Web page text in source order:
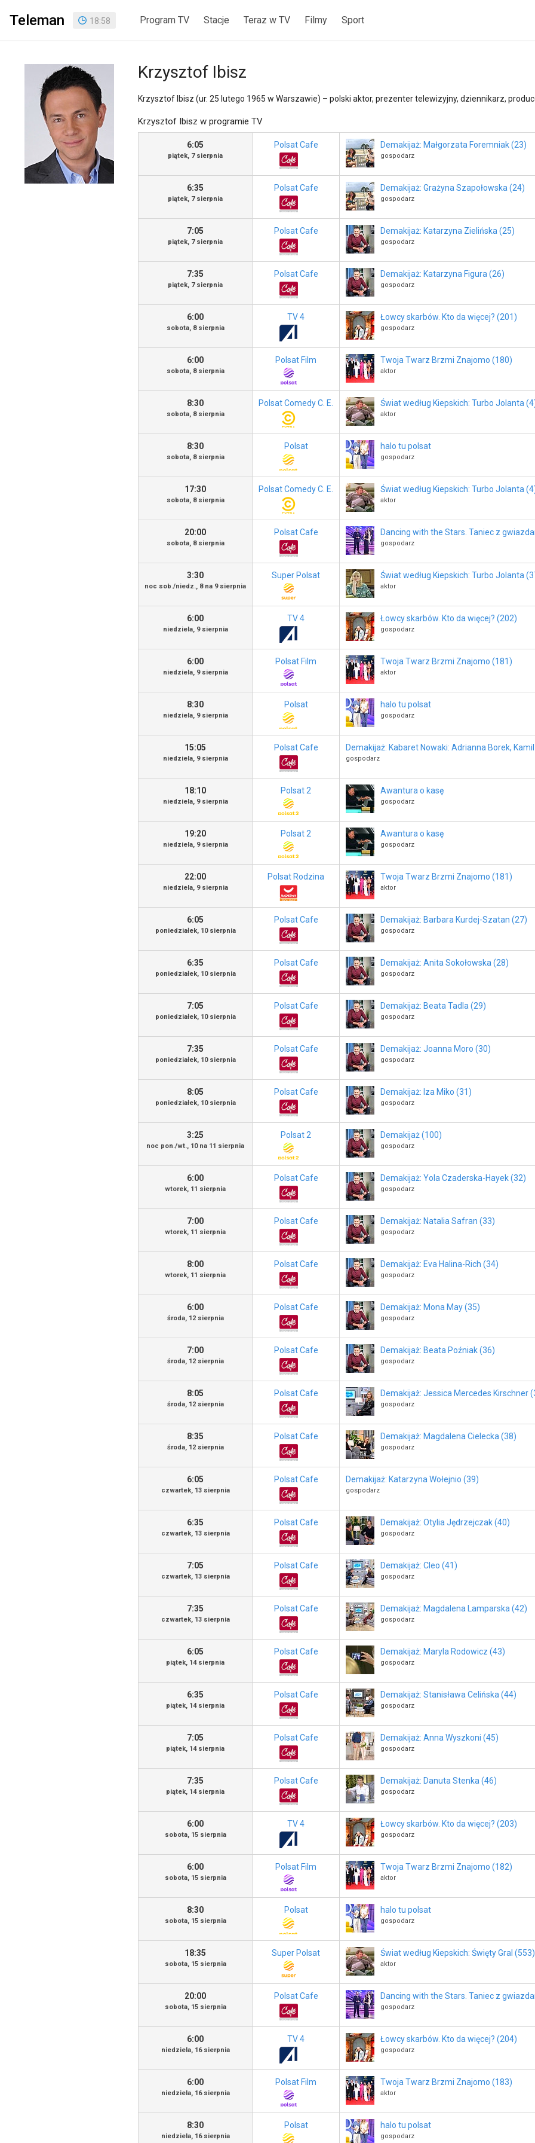
Teleman 18:58 Program TV Stacje Teraz w TV Filmy Sport
Krzysztof Ibisz
Krzysztof Ibisz (ur. 25 lutego 1965 w Warszawie) – polski aktor, prezenter telewizyjny, dziennikarz,
Krzysztof Ibisz w programie TV
6:05
piątek, 7 sierpnia
Polsat Cafe Demakijaż: Małgorzata Foremniak (23)
gospodarz
6:35
piątek, 7 sierpnia
Polsat Cafe Demakijaż: Grażyna Szapołowska (24)
gospodarz
7:05
piątek, 7 sierpnia
Polsat Cafe Demakijaż: Katarzyna Zielińska (25)
gospodarz
7:35
piątek, 7 sierpnia
Polsat Cafe Demakijaż: Katarzyna Figura (26)
gospodarz
6:00
sobota, 8 sierpnia
TV 4 Łowcy skarbów. Kto da więcej? (201)
gospodarz
6:00
sobota, 8 sierpnia
Polsat Film Twoja Twarz Brzmi Znajomo (180)
aktor
8:30
sobota, 8 sierpnia
Polsat Comedy C. E. Świat według Kiepskich: Turbo Jolanta
aktor
8:30
sobota, 8 sierpnia
Polsat halo tu polsat
gospodarz
17:30
sobota, 8 sierpnia
Polsat Comedy C. E. Świat według Kiepskich: Turbo Jolanta
aktor
20:00
sobota, 8 sierpnia
Polsat Cafe Dancing with the Stars. Taniec z
gospodarz
3:30
noc sob./niedz., 8 na 9 sierpnia
Super Polsat Świat według Kiepskich: Turbo Jolanta
aktor
6:00
niedziela, 9 sierpnia
TV 4 Łowcy skarbów. Kto da więcej? (202)
gospodarz
6:00
niedziela, 9 sierpnia
Polsat Film Twoja Twarz Brzmi Znajomo (181)
aktor
8:30
niedziela, 9 sierpnia
Polsat halo tu polsat
gospodarz
15:05
niedziela, 9 sierpnia
Polsat Cafe Demakijaż: Kabaret Nowaki: Adrianna Borek,
gospodarz
18:10
niedziela, 9 sierpnia
Polsat 2 Awantura o kasę
gospodarz
19:20
niedziela, 9 sierpnia
Polsat 2 Awantura o kasę
gospodarz
22:00
niedziela, 9 sierpnia
Polsat Rodzina Twoja Twarz Brzmi Znajomo (181)
aktor
6:05
poniedziałek, 10 sierpnia
Polsat Cafe Demakijaż: Barbara Kurdej-Szatan (27)
gospodarz
6:35
poniedziałek, 10 sierpnia
Polsat Cafe Demakijaż: Anita Sokołowska (28)
gospodarz
7:05
poniedziałek, 10 sierpnia
Polsat Cafe Demakijaż: Beata Tadla (29)
gospodarz
7:35
poniedziałek, 10 sierpnia
Polsat Cafe Demakijaż: Joanna Moro (30)
gospodarz
8:05
poniedziałek, 10 sierpnia
Polsat Cafe Demakijaż: Iza Miko (31)
gospodarz
3:25
noc pon./wt., 10 na 11 sierpnia
Polsat 2 Demakijaż (100)
gospodarz
6:00
wtorek, 11 sierpnia
Polsat Cafe Demakijaż: Yola Czaderska-Hayek (32)
gospodarz
7:00
wtorek, 11 sierpnia
Polsat Cafe Demakijaż: Natalia Safran (33)
gospodarz
8:00
wtorek, 11 sierpnia
Polsat Cafe Demakijaż: Eva Halina-Rich (34)
gospodarz
6:00
środa, 12 sierpnia
Polsat Cafe Demakijaż: Mona May (35)
gospodarz
7:00
środa, 12 sierpnia
Polsat Cafe Demakijaż: Beata Poźniak (36)
gospodarz
8:05
środa, 12 sierpnia
Polsat Cafe Demakijaż: Jessica Mercedes Kirschner
gospodarz
8:35
środa, 12 sierpnia
Polsat Cafe Demakijaż: Magdalena Cielecka (38)
gospodarz
6:05
czwartek, 13 sierpnia
Polsat Cafe Demakijaż: Katarzyna Wołejnio (39)
gospodarz
6:35
czwartek, 13 sierpnia
Polsat Cafe Demakijaż: Otylia Jędrzejczak (40)
gospodarz
7:05
czwartek, 13 sierpnia
Polsat Cafe Demakijaż: Cleo (41)
gospodarz
7:35
czwartek, 13 sierpnia
Polsat Cafe Demakijaż: Magdalena Lamparska (42)
gospodarz
6:05
piątek, 14 sierpnia
Polsat Cafe Demakijaż: Maryla Rodowicz (43)
gospodarz
6:35
piątek, 14 sierpnia
Polsat Cafe Demakijaż: Stanisława Celińska (44)
gospodarz
7:05
piątek, 14 sierpnia
Polsat Cafe Demakijaż: Anna Wyszkoni (45)
gospodarz
7:35
piątek, 14 sierpnia
Polsat Cafe Demakijaż: Danuta Stenka (46)
gospodarz
6:00
sobota, 15 sierpnia
TV 4 Łowcy skarbów. Kto da więcej? (203)
gospodarz
6:00
sobota, 15 sierpnia
Polsat Film Twoja Twarz Brzmi Znajomo (182)
aktor
8:30
sobota, 15 sierpnia
Polsat halo tu polsat
gospodarz
18:35
sobota, 15 sierpnia
Super Polsat Świat według Kiepskich: Święty Gral (553)
aktor
20:00
sobota, 15 sierpnia
Polsat Cafe Dancing with the Stars. Taniec z
gospodarz
6:00
niedziela, 16 sierpnia
TV 4 Łowcy skarbów. Kto da więcej? (204)
gospodarz
6:00
niedziela, 16 sierpnia
Polsat Film Twoja Twarz Brzmi Znajomo (183)
aktor
8:30
niedziela, 16 sierpnia
Polsat halo tu polsat
gospodarz